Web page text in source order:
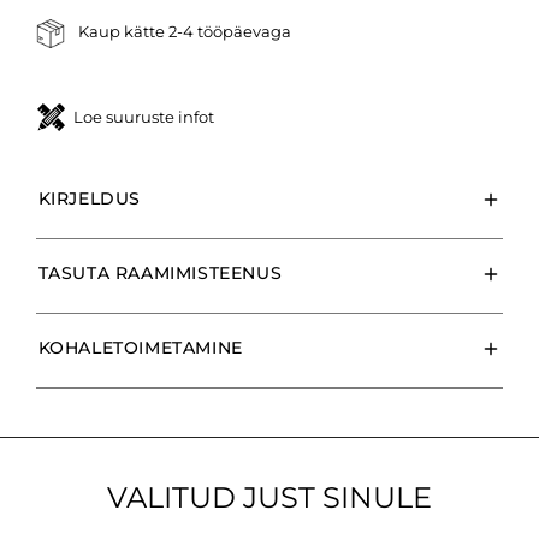
Kaup kätte 2-4 tööpäevaga
Loe suuruste infot
KIRJELDUS
TASUTA RAAMIMISTEENUS
KOHALETOIMETAMINE
VALITUD JUST SINULE